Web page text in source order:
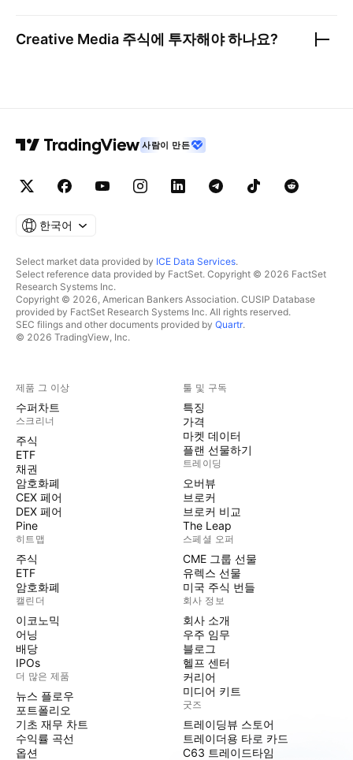
Creative Media 주식에 투자해야 하나요?
사람이 만든
한국어
Select market data provided by ICE Data Services.
Select reference data provided by FactSet. Copyright © 2026 FactSet
Research Systems Inc.
Copyright © 2026, American Bankers Association. CUSIP Database
provided by FactSet Research Systems Inc. All rights reserved.
SEC filings and other documents provided by Quartr.
© 2026 TradingView, Inc.
제품 그 이상
수퍼차트
스크리너
주식
ETF
채권
암호화폐
CEX 페어
DEX 페어
Pine
히트맵
주식
ETF
암호화폐
캘린더
이코노믹
어닝
배당
IPOs
더 많은 제품
뉴스 플로우
포트폴리오
기초 재무 차트
수익률 곡선
옵션
툴 및 구독
특징
가격
마켓 데이터
플랜 선물하기
트레이딩
오버뷰
브로커
브로커 비교
The Leap
스페셜 오퍼
CME 그룹 선물
유렉스 선물
미국 주식 번들
회사 정보
회사 소개
우주 임무
블로그
헬프 센터
커리어
미디어 키트
굿즈
트레이딩뷰 스토어
트레이더용 타로 카드
C63 트레이드타임